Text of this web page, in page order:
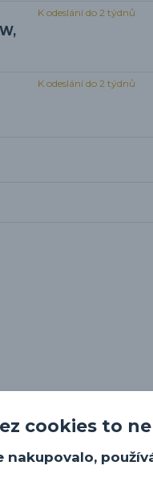
K odeslání do 2 týdnů
K odeslání do 2 týdnů
cookies to
nakupovalo,